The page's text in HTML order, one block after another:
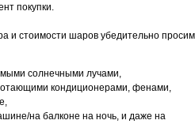
покупки.
и стоимости шаров убедительно просим
солнечными лучами,
кондиционерами, фенами,
на балконе на ночь, и даже на